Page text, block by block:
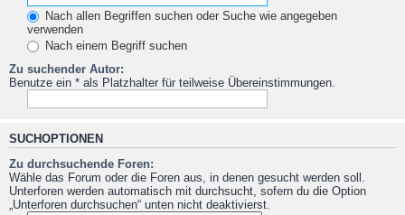
Nach allen Begriffen suchen oder Suche wie angegeben
verwenden
Nach einem Begriff suchen
Zu suchender Autor:
Benutze ein * als Platzhalter für teilweise Übereinstimmungen.
SUCHOPTIONEN
Zu durchsuchende Foren:
Wähle das Forum oder die Foren aus, in denen gesucht werden soll.
Unterforen werden automatisch mit durchsucht, sofern du die Option
„Unterforen durchsuchen“ unten nicht deaktivierst.